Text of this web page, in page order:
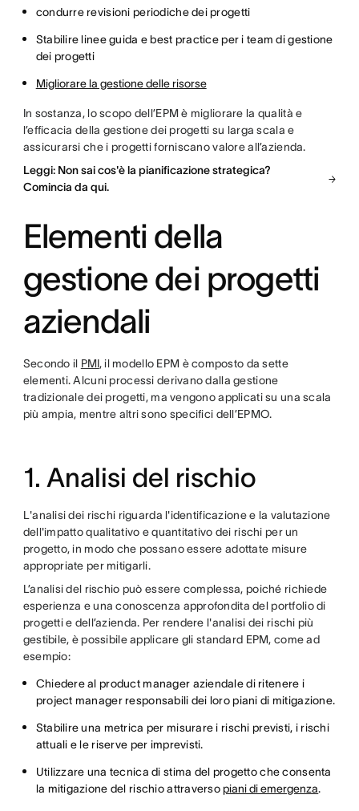
condurre revisioni periodiche dei progetti
Stabilire linee guida e best practice per i team di gestione
dei progetti
Migliorare la gestione delle risorse
In sostanza, lo scopo dell’EPM è migliorare la qualità e
l’efficacia della gestione dei progetti su larga scala e
assicurarsi che i progetti forniscano valore all’azienda.
Leggi: Non sai cos'è la pianificazione strategica?
Comincia da qui.
Elementi della
gestione dei progetti
aziendali
Secondo il PMI, il modello EPM è composto da sette
elementi. Alcuni processi derivano dalla gestione
tradizionale dei progetti, ma vengono applicati su una scala
più ampia, mentre altri sono specifici dell’EPMO.
1. Analisi del rischio
L'analisi dei rischi riguarda l'identificazione e la valutazione
dell'impatto qualitativo e quantitativo dei rischi per un
progetto, in modo che possano essere adottate misure
appropriate per mitigarli.
L’analisi del rischio può essere complessa, poiché richiede
esperienza e una conoscenza approfondita del portfolio di
progetti e dell’azienda. Per rendere l'analisi dei rischi più
gestibile, è possibile applicare gli standard EPM, come ad
esempio:
Chiedere al product manager aziendale di ritenere i
project manager responsabili dei loro piani di mitigazione.
Stabilire una metrica per misurare i rischi previsti, i rischi
attuali e le riserve per imprevisti.
Utilizzare una tecnica di stima del progetto che consenta
la mitigazione del rischio attraversopiani di emergenza.